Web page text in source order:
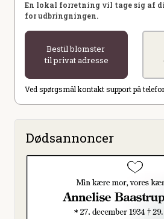
En lokal forretning vil tage sig af
for udbringningen.
Bestil blomster
til privat adresse
Ved spørgsmål kontakt support på
Dødsannoncer